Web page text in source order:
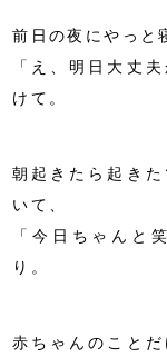
前日の夜にやっと
「え、明日大丈
けて。
朝起きたら起き
いて、
「今日ちゃんと
り。
赤ちゃんのこと